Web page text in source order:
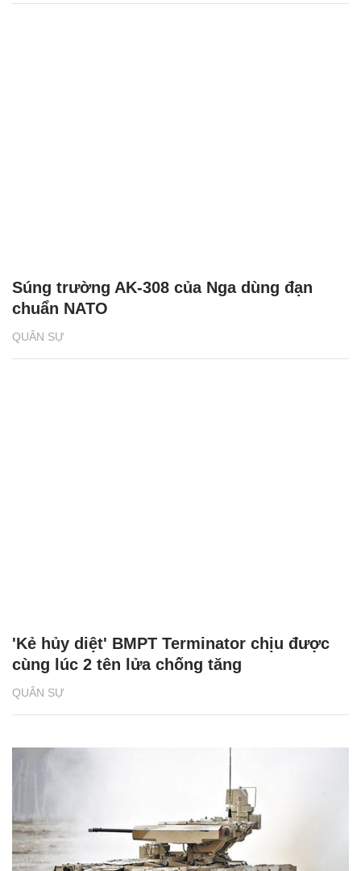
QUÂN SỰ
Súng trường AK-308 của Nga dùng đạn
chuẩn NATO
QUÂN SỰ
'Kẻ hủy diệt' BMPT Terminator chịu được
cùng lúc 2 tên lửa chống tăng